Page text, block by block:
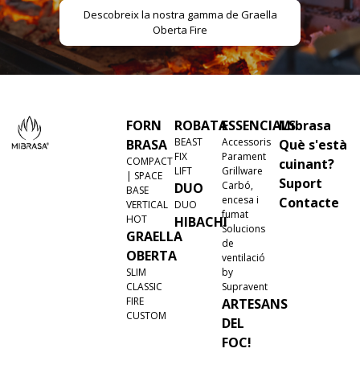
Descobreix la nostra gamma de Graella
Oberta Fire
FORN
BRASA
COMPACT
| SPACE
BASE
VERTICAL
HOT
GRAELLA
OBERTA
SLIM
CLASSIC
FIRE
CUSTOM
ROBATA
BEAST
FIX
LIFT
DUO
DUO
HIBACHI
ESSENCIALS
Accessoris
Parament
Grillware
Carbó,
encesa i
fumat
Solucions
de
ventilació
by
Supravent
ARTESANS
DEL
FOC!
Mibrasa
Què s'està
cuinant?
Suport
Contacte